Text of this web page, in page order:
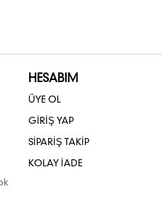
HESABIM
ÜYE OL
GİRİŞ YAP
SİPARİŞ TAKİP
KOLAY İADE